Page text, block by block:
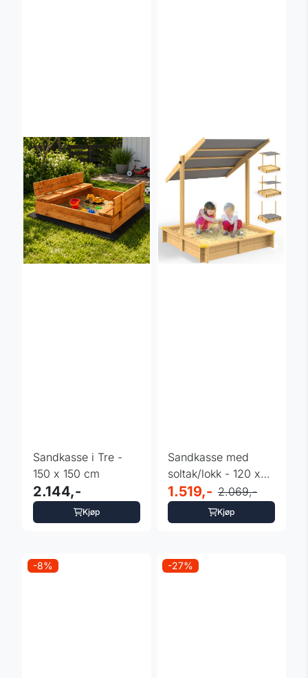
Sandkasse i Tre -
150 x 150 cm
2.144,-
Kjøp
Sandkasse med
soltak/lokk - 120 x
120 cm naturfarget
1.519,- 2.069,-
Kjøp
-8% -27%